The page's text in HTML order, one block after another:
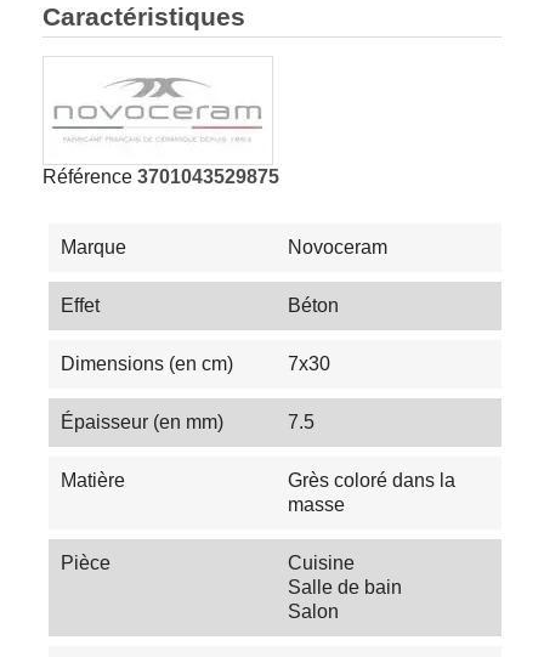
Caractéristiques
Référence 3701043529875
Marque Novoceram
Effet Béton
Dimensions (en cm) 7x30
Épaisseur (en mm) 7.5
Matière
Grès coloré dans la
masse
Pièce
Cuisine
Salle de bain
Salon